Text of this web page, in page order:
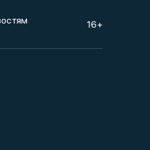
16+